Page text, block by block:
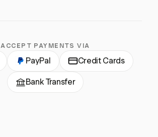
ACCEPT PAYMENTS VIA
PayPal Credit Cards
Bank Transfer